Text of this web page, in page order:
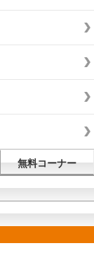
無料コーナー